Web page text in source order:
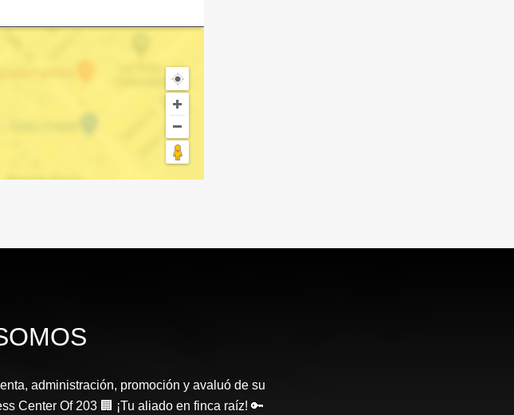
administración, promoción y avaluó de su
Center Of 203 🏢 ¡Tu aliado en finca raíz! 🔑